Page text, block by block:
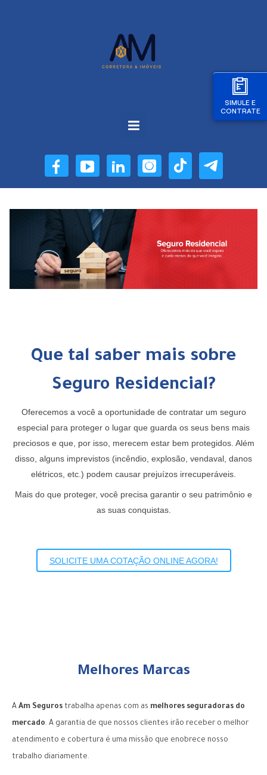
SIMULE E
CONTRATE
Que tal saber mais sobre
Seguro Residencial?
Oferecemos a você a oportunidade de contratar um seguro
especial para proteger o lugar que guarda os seus bens mais
preciosos e que, por isso, merecem estar bem protegidos. Além
disso, alguns imprevistos (incêndio, explosão, vendaval, danos
elétricos, etc.) podem causar prejuízos irrecuperáveis.
Mais do que proteger, você precisa garantir o seu patrimônio e
as suas conquistas.
​SOLICITE UMA COTAÇÃO ONLINE AGORA!
Melhores Marcas
AAm Seguros trabalha apenas com as melhores seguradoras do
mercado. A garantia de que nossos clientes irão receber o melhor
atendimento e cobertura é uma missão que enobrece nosso
trabalho diariamente.